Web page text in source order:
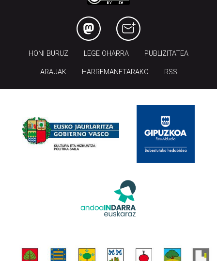
HONI BURUZ LEGE OHARRA PUBLIZITATEA
ARAUAK HARREMANETARAKO RSS